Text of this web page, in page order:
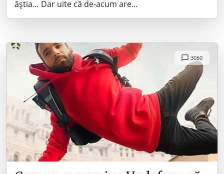
ăștia… Dar uite că de-acum are…
3050